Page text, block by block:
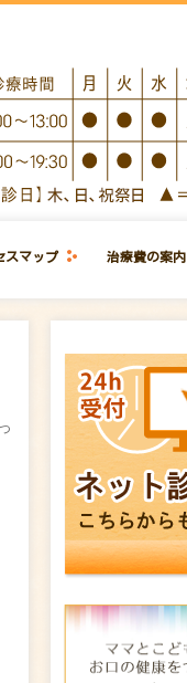
スマップ 治療費の案内